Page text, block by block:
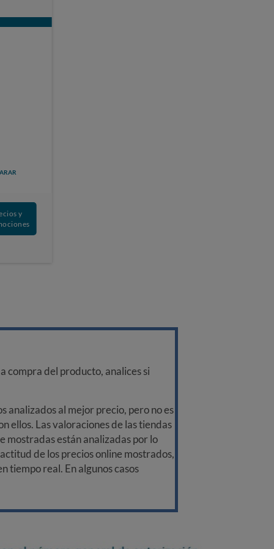
y
compra del producto, analices si
analizados al mejor precio, pero no es
ellos. Las valoraciones de las tiendas
mostradas están analizadas por lo
de los precios online mostrados,
tiempo real. En algunos casos